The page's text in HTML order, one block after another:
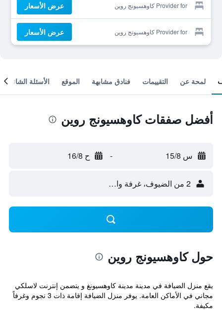
Provider for كاوهسيونج روين عرض الأسعار
Provider for كاوهسيونج روين عرض الأسعار
لمحة عن التقييمات فنادق مشابهة الموقع الأسئلة الشائعة
أفضل صفقات كاوهسيونج روين
س 15/8 - ح 16/8
2 من الضيوف، غرفة واحدة
حول كاوهسيونج روين
يقع منزل الضيافة في مدينة مدينة كاوهسيونغ و يتضمن إنترنت لاسلكي
مجاني في الأماكن العامة. يوفر منزل الضيافة إقامة ذات 3 نجوم وغرفاً
مكيفة.